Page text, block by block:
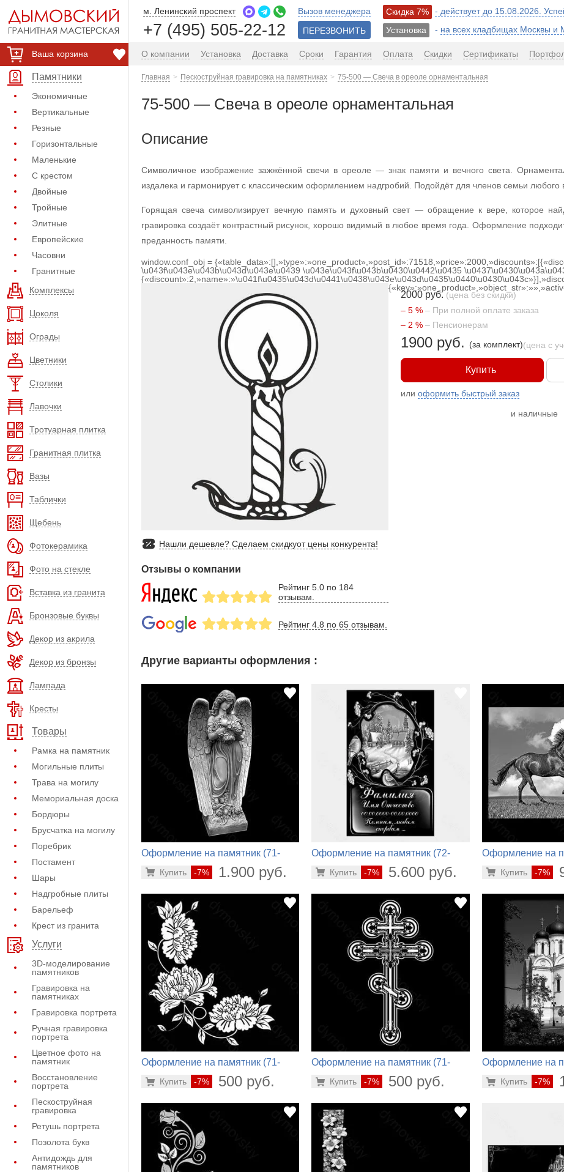
Ваша корзина
Памятники
Экономичные
Вертикальные
Резные
Горизонтальные
Маленькие
С крестом
Двойные
Тройные
Элитные
Европейские
Часовни
Гранитные
Комплексы
Цоколя
Ограды
Цветники
Столики
Лавочки
Тротуарная плитка
Гранитная плитка
Вазы
Таблички
Щебень
Фотокерамика
Фото на стекле
Вставка из гранита
Бронзовые буквы
Декор из акрила
Декор из бронзы
Лампада
Кресты
Товары
Рамка на памятник
Могильные плиты
Трава на могилу
Мемориальная доска
Бордюры
Брусчатка на могилу
Поребрик
Постамент
Шары
Надгробные плиты
Барельеф
Крест из гранита
Услуги
3D-моделирование
памятников
Гравировка на
памятниках
Гравировка портрета
Ручная гравировка
портрета
Цветное фото на
памятник
Восстановление
портрета
Пескоструйная
гравировка
Ретушь портрета
Позолота букв
Антидождь для
памятников
м. Ленинский проспект
+7 (495) 505-22-12
Вызов менеджера
ПЕРЕЗВОНИТЬ
Скидка 7%
- действует до 15.08.2026.
Установка
- на всех кладбищах Москвы и
О компании Установка Доставка Сроки Гарантия Оплата Скидки Сертификаты
Главная Пескоструйная гравировка на памятниках 75-500 — Свеча в ореоле орнаментальная
75-500 — Свеча в ореоле орнаментальная
Описание
Символичное изображение зажжённой свечи в ореоле — знак памяти и вечного света.
издалека и гармонирует с классическим оформлением надгробий. Подойдёт для членов семьи любого
Горящая свеча символизирует вечную память и духовный свет — обращение к вере, которое
гравировка создаёт контрастный рисунок, хорошо видимый в любое время года. Оформление
преданность памяти.
window.conf_obj =
\u043f\u043e\u043b\u043d\u043e\u0439 \u043e\u043f\u043b\u0430\u0442\u0435
Нашли дешевле? Сделаем скидкуот цены конкурента!
Отзывы о компании
Рейтинг 5.0 по 184
отзывам.
Рейтинг 4.8 по 65 отзывам.
2000 руб. (цена без скидки)
– 5 % – При полной оплате заказа
– 2 % – Пенсионерам
1900 руб. (за комплект)(цена с
Купить
илиоформить быстрый заказ
и наличные
Другие варианты оформления :
Оформление на памятник (71-
-7% 1.900 руб.
Купить
Оформление на памятник (72-
-7% 5.600 руб.
Купить
Оформление на
-7%
Купить
Оформление на памятник (71-
-7% 500 руб.
Купить
Оформление на памятник (71-
-7% 500 руб.
Купить
Оформление на
-7%
Купить